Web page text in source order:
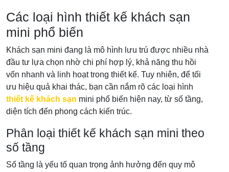
Các loại hình thiết kế khách sạn
mini phổ biến
Khách sạn mini đang là mô hình lưu trú được nhiều nhà
đầu tư lựa chọn nhờ chi phí hợp lý, khả năng thu hồi
vốn nhanh và linh hoạt trong thiết kế. Tuy nhiên, để tối
ưu hiệu quả khai thác, bạn cần nắm rõ các loại hình
thiết kế khách sạn mini phổ biến hiện nay, từ số tầng,
diện tích đến phong cách kiến trúc.
Phân loại thiết kế khách sạn mini theo
số tầng
Số tầng là yếu tố quan trọng ảnh hưởng đến quy mô